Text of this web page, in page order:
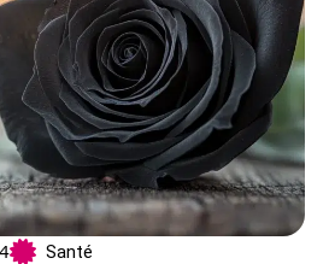
Santé